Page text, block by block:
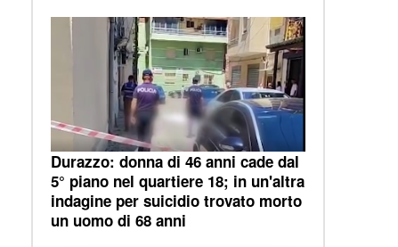
Durazzo: donna di 46 anni cade dal
5° piano nel quartiere 18; in un'altra
indagine per suicidio trovato morto
un uomo di 68 anni